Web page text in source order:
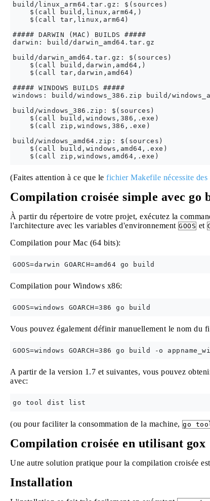
build/linux_arm64.tar.gz: $(sources)
    $(call build,linux,arm64,)
    $(call tar,linux,arm64)
##### DARWIN (MAC) BUILDS #####
darwin: build/darwin_amd64.tar.gz
build/darwin_amd64.tar.gz: $(sources)
    $(call build,darwin,amd64,)
    $(call tar,darwin,amd64)
##### WINDOWS BUILDS #####
windows: build/windows_386.zip build/
build/windows_386.zip: $(sources)
    $(call build,windows,386,.exe)
    $(call zip,windows,386,.exe)
build/windows_amd64.zip: $(sources)
    $(call build,windows,amd64,.exe)
(Faites attention à ce que le fichier Makefile nécessite des
Compilation croisée simple avec go
À partir du répertoire de votre projet, exécutez la
l'architecture avec les variables d'environnement GOOS et
Compilation pour Mac (64 bits):
Compilation pour Windows x86:
Vous pouvez également définir manuellement le nom du
A partir de la version 1.7 et suivantes, vous pouvez
avec:
(ou pour faciliter la consommation de la machine, go
Compilation croisée en utilisant gox
Une autre solution pratique pour la compilation croisée
Installation